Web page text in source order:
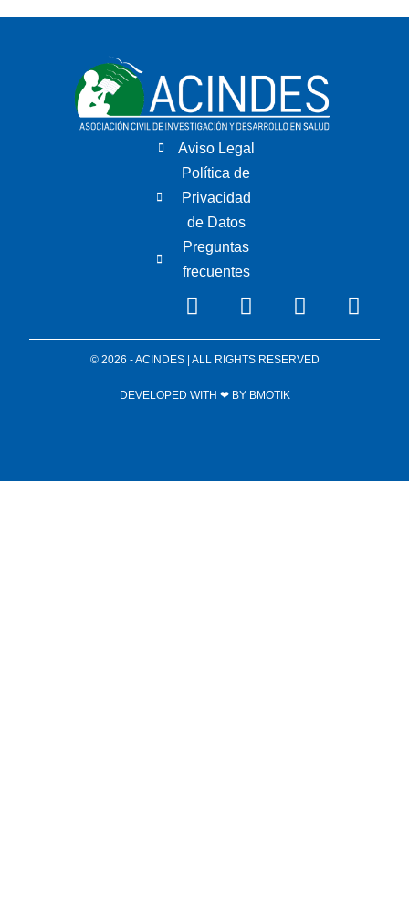
Aviso Legal
Política de
Privacidad
de Datos
Preguntas
frecuentes
© 2026 - ACINDES | ALL RIGHTS RESERVED
DEVELOPED WITH ❤ BY BMOTIK